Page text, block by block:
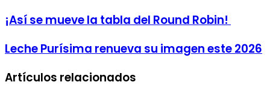
¡Así
se
la
Round
¡Así se mueve la tabla del Round Robin!
Leche
Purísima
su
Leche Purísima renueva su imagen este 2026
Artículos relacionados